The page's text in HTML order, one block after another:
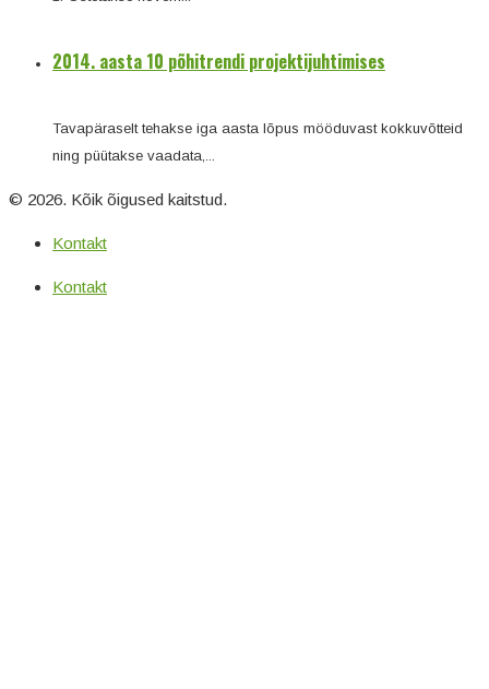
2014. aasta 10 põhitrendi projektijuhtimises
Tavapäraselt tehakse iga aasta lõpus mööduvast kokkuvõtteid
ning püütakse vaadata,...
© 2026. Kõik õigused kaitstud.
Kontakt
Kontakt